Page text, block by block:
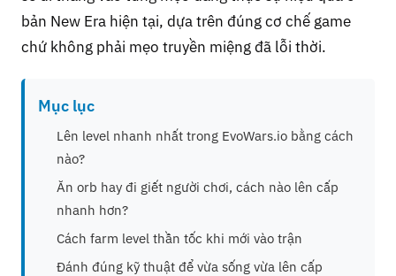
bản New Era hiện tại, dựa trên đúng cơ chế game
chứ không phải mẹo truyền miệng đã lỗi thời.
Mục lục
Lên level nhanh nhất trong EvoWars.io bằng cách
nào?
Ăn orb hay đi giết người chơi, cách nào lên cấp
nhanh hơn?
Cách farm level thần tốc khi mới vào trận
Đánh đúng kỹ thuật để vừa sống vừa lên cấp